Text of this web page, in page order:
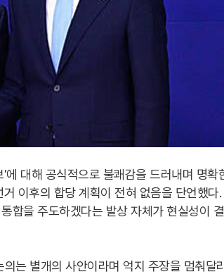
대해 공식적으로 불쾌감을 드러내며 명확
이후의 합당 계획이 전혀 없음을 단언했다.
합을 주도하겠다는 발상 자체가 현실성이 결
는 별개의 사안이라며 억지 주장을 멈춰달